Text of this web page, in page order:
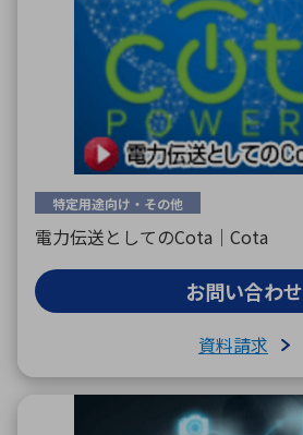
特定用途向け・その他
電力伝送としてのCota｜Cota
お問い合わせ
資料請求